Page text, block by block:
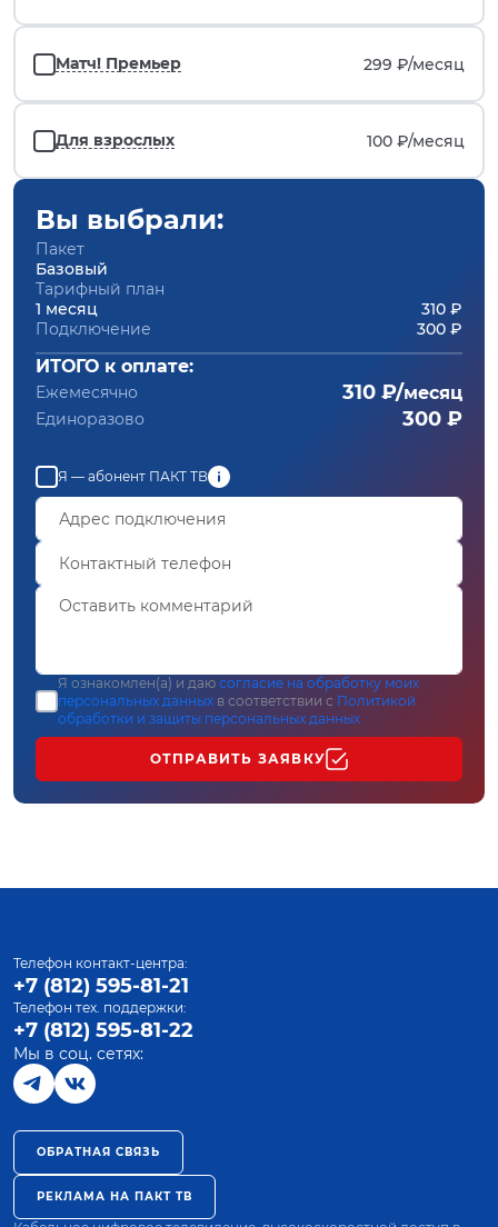
Матч! Премьер 299 ₽/месяц
Для взрослых 100 ₽/месяц
Вы выбрали:
Пакет
Базовый
Тарифный план
1 месяц
310 ₽
Подключение
300 ₽
ИТОГО к оплате:
Ежемесячно 310 ₽/месяц
Единоразово 300 ₽
Я — абонент ПАКТ ТВ
Я ознакомлен(а) и даю согласие на обработку моих
персональных данных в соответствии с Политикой
обработки и защиты персональных данных
ОТПРАВИТЬ ЗАЯВКУ
Телефон контакт-центра:
+7 (812) 595-81-21
Телефон тех. поддержки:
+7 (812) 595-81-22
Мы в соц. сетях:
ОБРАТНАЯ СВЯЗЬ
РЕКЛАМА НА ПАКТ ТВ